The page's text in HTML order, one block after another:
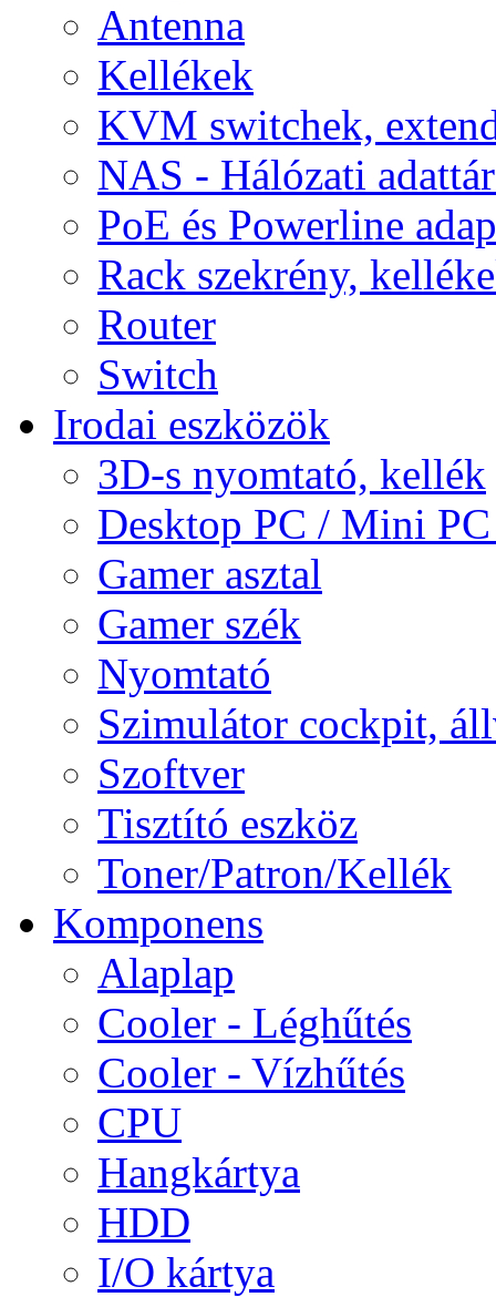
Antenna
Kellékek
KVM switchek,
NAS - Hálózati
PoE és Powerline
Rack szekrény,
Router
Switch
Irodai eszközök
3D-s nyomtató, kellék
Desktop PC / Mini
Gamer asztal
Gamer szék
Nyomtató
Szimulátor cockpit,
Szoftver
Tisztító eszköz
Toner/Patron/Kellék
Komponens
Alaplap
Cooler - Léghűtés
Cooler - Vízhűtés
CPU
Hangkártya
HDD
I/O kártya